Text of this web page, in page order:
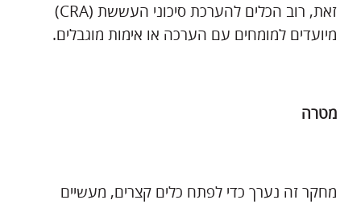
זאת, רוב הכלים להערכת סיכוני העששת (CRA)
מיועדים למומחים עם הערכה או אימות מוגבלים.
מטרה
מחקר זה נערך כדי לפתח כלים קצרים, מעשיים